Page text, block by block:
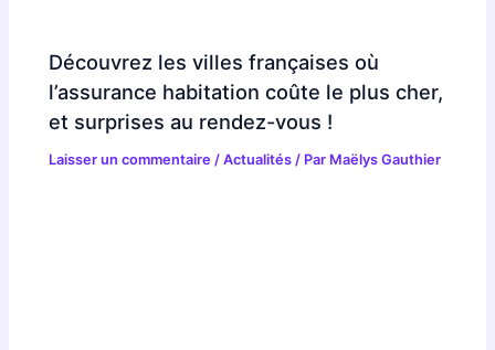
Découvrez les villes françaises où
l’assurance habitation coûte le plus cher,
et surprises au rendez-vous !
Laisser un commentaire /Actualités / Par Maëlys Gauthier